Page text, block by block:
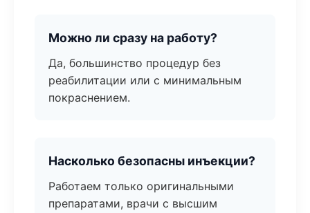
Можно ли сразу на работу?
Да, большинство процедур без
реабилитации или с минимальным
покраснением.
Насколько безопасны инъекции?
Работаем только оригинальными
препаратами, врачи с высшим